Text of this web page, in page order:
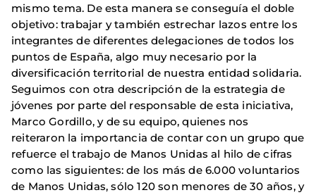
mismo tema. De esta manera se conseguía el doble
objetivo: trabajar y también estrechar lazos entre los
integrantes de diferentes delegaciones de todos los
puntos de España, algo muy necesario por la
diversificación territorial de nuestra entidad solidaria.
Seguimos con otra descripción de la estrategia de
jóvenes por parte del responsable de esta iniciativa,
Marco Gordillo, y de su equipo, quienes nos
reiteraron la importancia de contar con un grupo que
refuerce el trabajo de Manos Unidas al hilo de cifras
como las siguientes: de los más de 6.000 voluntarios
de Manos Unidas, sólo 120 son menores de 30 años, y